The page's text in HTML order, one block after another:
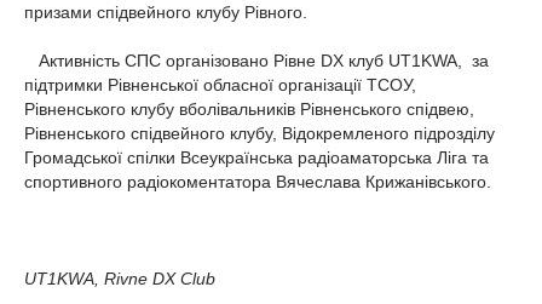
призами спідвейного клубу Рівного.
Активність СПС організовано Рівне DX клуб UT1KWA, за
підтримки Рівненської обласної організації ТСОУ,
Рівненського клубу вболівальників Рівненського спідвею,
Рівненського спідвейного клубу, Відокремленого підрозділу
Громадської спілки Всеукраїнська радіоаматорська Ліга та
спортивного радіокоментатора Вячеслава Крижанівського.
UT1KWA, Rivne DX Club